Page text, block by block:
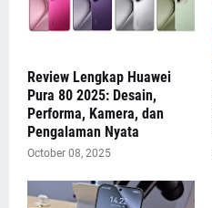
Review Lengkap Huawei
Pura 80 2025: Desain,
Performa, Kamera, dan
Pengalaman Nyata
October 08, 2025